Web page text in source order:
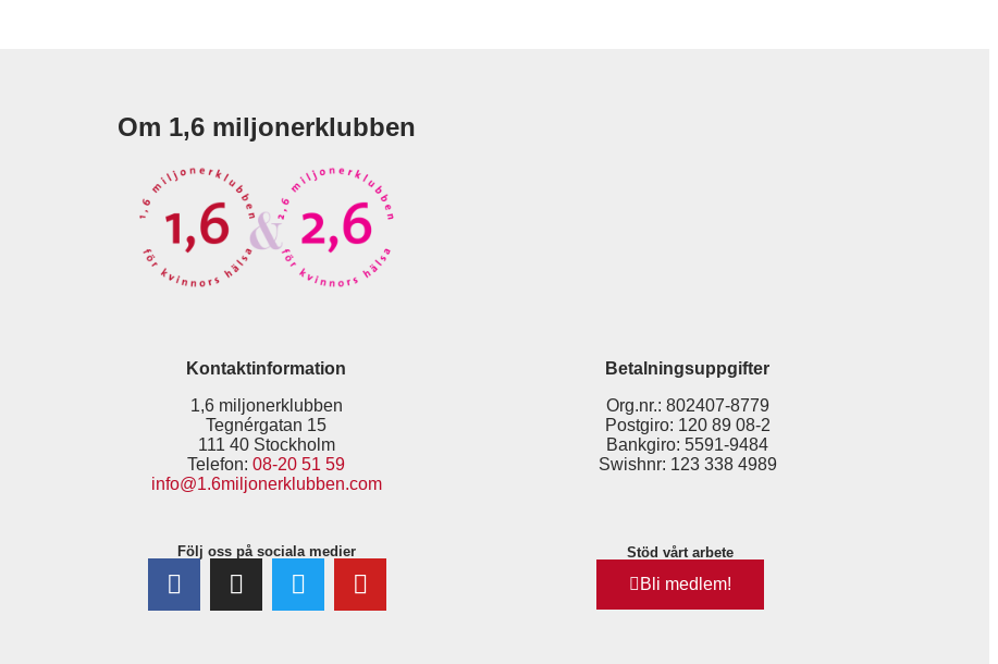
Om 1,6 miljonerklubben
Kontaktinformation
1,6 miljonerklubben
Tegnérgatan 15
111 40 Stockholm
Telefon:08-20 51 59
info@1.6miljonerklubben.com
Betalningsuppgifter
Org.nr.: 802407-8779
Postgiro: 120 89 08-2
Bankgiro: 5591-9484
Swishnr: 123 338 4989
Följ oss på sociala medier Stöd vårt arbete
Bli medlem!